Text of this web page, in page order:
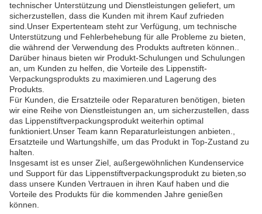
technischer Unterstützung und Dienstleistungen geliefert, um
sicherzustellen, dass die Kunden mit ihrem Kauf zufrieden
sind.Unser Expertenteam steht zur Verfügung, um technische
Unterstützung und Fehlerbehebung für alle Probleme zu bieten,
die während der Verwendung des Produkts auftreten können..
Darüber hinaus bieten wir Produkt-Schulungen und Schulungen
an, um Kunden zu helfen, die Vorteile des Lippenstift-
Verpackungsprodukts zu maximieren.und Lagerung des
Produkts.
Für Kunden, die Ersatzteile oder Reparaturen benötigen, bieten
wir eine Reihe von Dienstleistungen an, um sicherzustellen, dass
das Lippenstiftverpackungsprodukt weiterhin optimal
funktioniert.Unser Team kann Reparaturleistungen anbieten.,
Ersatzteile und Wartungshilfe, um das Produkt in Top-Zustand zu
halten.
Insgesamt ist es unser Ziel, außergewöhnlichen Kundenservice
und Support für das Lippenstiftverpackungsprodukt zu bieten,so
dass unsere Kunden Vertrauen in ihren Kauf haben und die
Vorteile des Produkts für die kommenden Jahre genießen
können.